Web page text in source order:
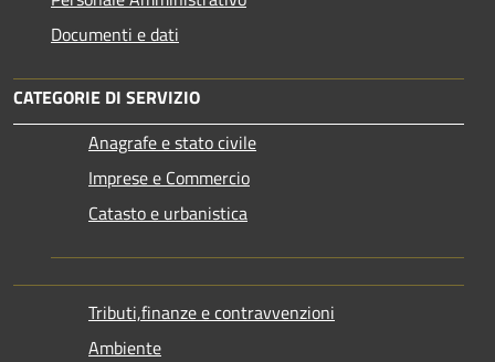
Documenti e dati
CATEGORIE DI SERVIZIO
Anagrafe e stato civile
Imprese e Commercio
Catasto e urbanistica
Tributi,finanze e contravvenzioni
Ambiente